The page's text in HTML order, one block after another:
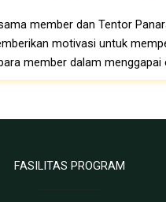
member dan Tentor
motivasi untuk
member dalam menggapai
FASILITAS PROGRAM